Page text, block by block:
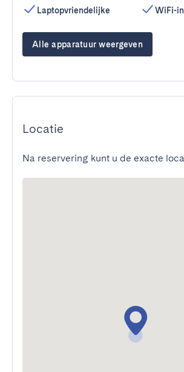
Laptopvriendelijke
WiFi-
Alle apparatuur weergeven
Locatie
Na reservering kunt u de exacte